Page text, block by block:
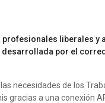
liberales y
desarrollada por el
necesidades de los
gracias a una conexión